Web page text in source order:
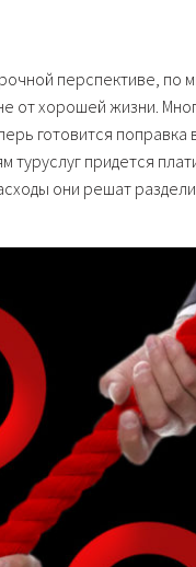
перспективе, по
от хорошей жизни.
готовится
туруслуг придется
они решат